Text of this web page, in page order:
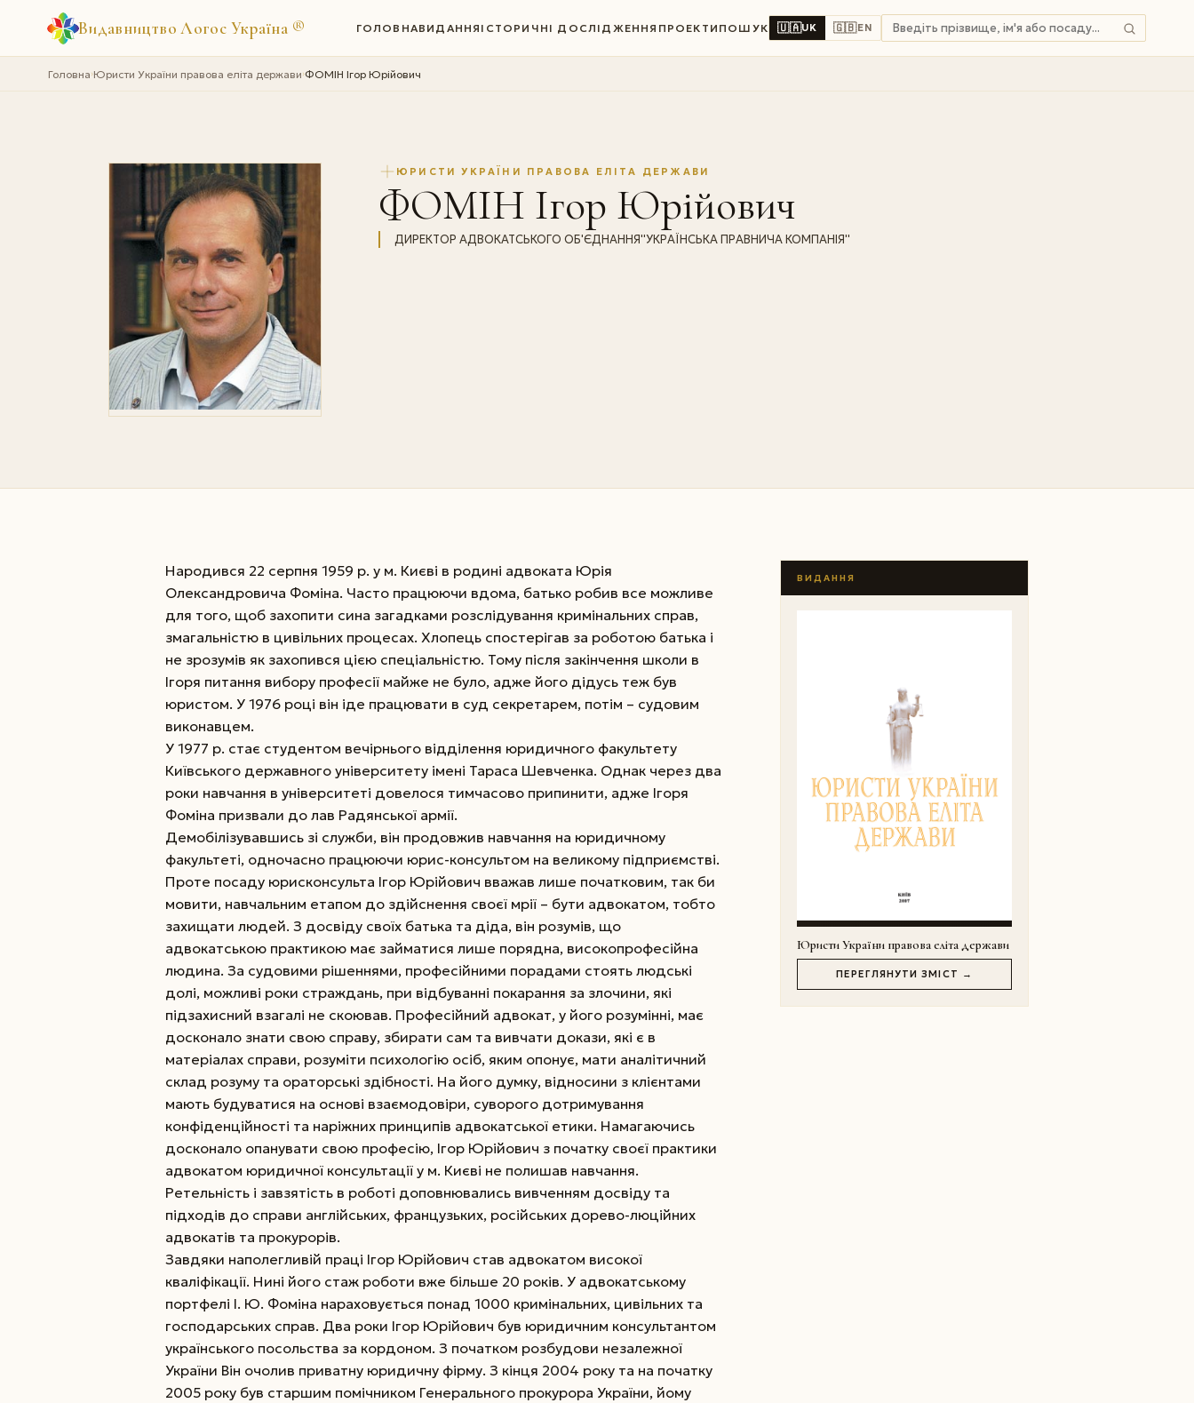
Видавництво Логос Україна ® ГОЛОВНАВИДАННЯ ІСТОРИЧНІ ДОСЛІДЖЕННЯ ПРОЕКТИ ПОШУК 🇺🇦UK 🇬🇧EN
Головна›Юристи України правова еліта держави›ФОМІН Ігор Юрійович
ЮРИСТИ УКРАЇНИ ПРАВОВА ЕЛІТА ДЕРЖАВИ
ФОМІН Ігор Юрійович
ДИРЕКТОР АДВОКАТСЬКОГО ОБ'ЄДНАННЯ''УКРАЇНСЬКА ПРАВНИЧА КОМПАНІЯ''
Народився 22 серпня 1959 р. у м. Києві в родині адвоката Юрія
Олександровича Фоміна. Часто працюючи вдома, батько робив все можливе
для того, щоб захопити сина загадками розслідування кримінальних справ,
змагальністю в цивільних процесах. Хлопець спостерігав за роботою батька і
не зрозумів як захопився цією спеціальністю. Тому після закінчення школи в
Ігоря питання вибору професії майже не було, адже його дідусь теж був
юристом. У 1976 році він іде працювати в суд секретарем, потім – судовим
виконавцем.
У 1977 р. стає студентом вечірнього відділення юридичного факультету
Київського державного університету імені Тараса Шевченка. Однак через два
роки навчання в університеті довелося тимчасово припинити, адже Ігоря
Фоміна призвали до лав Радянської армії.
Демобілізувавшись зі служби, він продовжив навчання на юридичному
факультеті, одночасно працюючи юрис-консультом на великому підприємстві.
Проте посаду юрисконсульта Ігор Юрійович вважав лише початковим, так би
мовити, навчальним етапом до здійснення своєї мрії – бути адвокатом, тобто
захищати людей. З досвіду своїх батька та діда, він розумів, що
адвокатською практикою має займатися лише порядна, високопрофесійна
людина. За судовими рішеннями, професійними порадами стоять людські
долі, можливі роки страждань, при відбуванні покарання за злочини, які
підзахисний взагалі не скоював. Професійний адвокат, у його розумінні, має
досконало знати свою справу, збирати сам та вивчати докази, які є в
матеріалах справи, розуміти психологію осіб, яким опонує, мати аналітичний
склад розуму та ораторські здібності. На його думку, відносини з клієнтами
мають будуватися на основі взаємодовіри, суворого дотримування
конфіденційності та наріжних принципів адвокатської етики. Намагаючись
досконало опанувати свою професію, Ігор Юрійович з початку своєї практики
адвокатом юридичної консультації у м. Києві не полишав навчання.
Ретельність і завзятість в роботі доповнювались вивченням досвіду та
підходів до справи англійських, французьких, російських дорево-люційних
адвокатів та прокурорів.
Завдяки наполегливій праці Ігор Юрійович став адвокатом високої
кваліфікації. Нині його стаж роботи вже більше 20 років. У адвокатському
портфелі І. Ю. Фоміна нараховується понад 1000 кримінальних, цивільних та
господарських справ. Два роки Ігор Юрійович був юридичним консультантом
українського посольства за кордоном. З початком розбудови незалежної
України Він очолив приватну юридичну фірму. З кінця 2004 року та на початку
2005 року був старшим помічником Генерального прокурора України, йому
ВИДАННЯ
Юристи України правова еліта держави
ПЕРЕГЛЯНУТИ ЗМІСТ →